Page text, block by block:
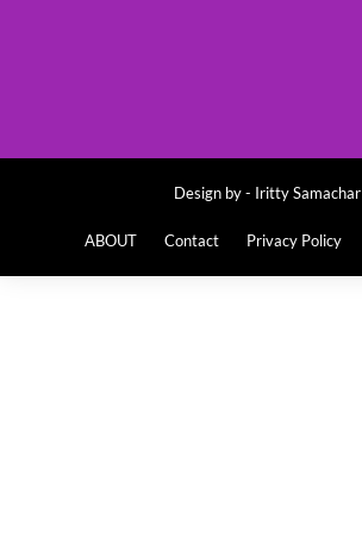
Design by - Iritty Samachar
ABOUT Contact Privacy Policy